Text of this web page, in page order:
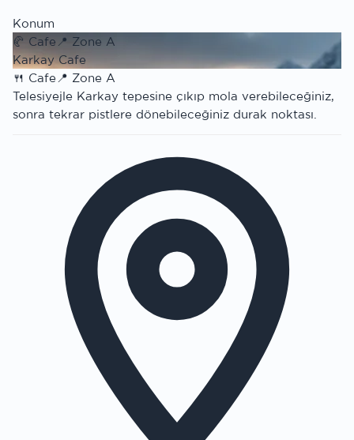
Konum
🥐 Cafe 📍 Zone A
Karkay Cafe
🍴 Cafe📍 Zone A
Telesiyejle Karkay tepesine çıkıp mola verebileceğiniz,
sonra tekrar pistlere dönebileceğiniz durak noktası.